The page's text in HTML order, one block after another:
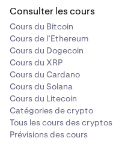
Consulter les cours
Cours du Bitcoin
Cours de l’Ethereum
Cours du Dogecoin
Cours du XRP
Cours du Cardano
Cours du Solana
Cours du Litecoin
Catégories de crypto
Tous les cours des cryptos
Prévisions des cours